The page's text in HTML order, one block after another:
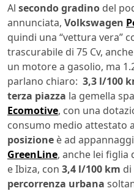
Al secondo gradino del
annunciata, Volkswagen
quindi una “vettura vera”
trascurabile di 75 Cv,
un motore a gasolio, ma
parlano chiaro: 3,3 l/100
terza piazza la gemella
Ecomotive, con una
consumo medio attestato
posizione è ad
GreenLine, anche lei figlia
e Ibiza, con 3,4 l/100 km di
percorrenza urbana